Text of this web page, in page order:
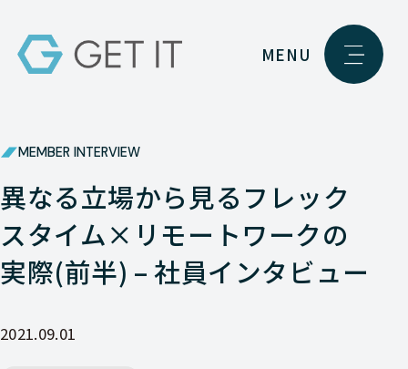
MENU
MEMBER INTERVIEW
異なる立場から見るフレック
スタイム×リモートワークの
実際(前半) – 社員インタビュー
2021.09.01